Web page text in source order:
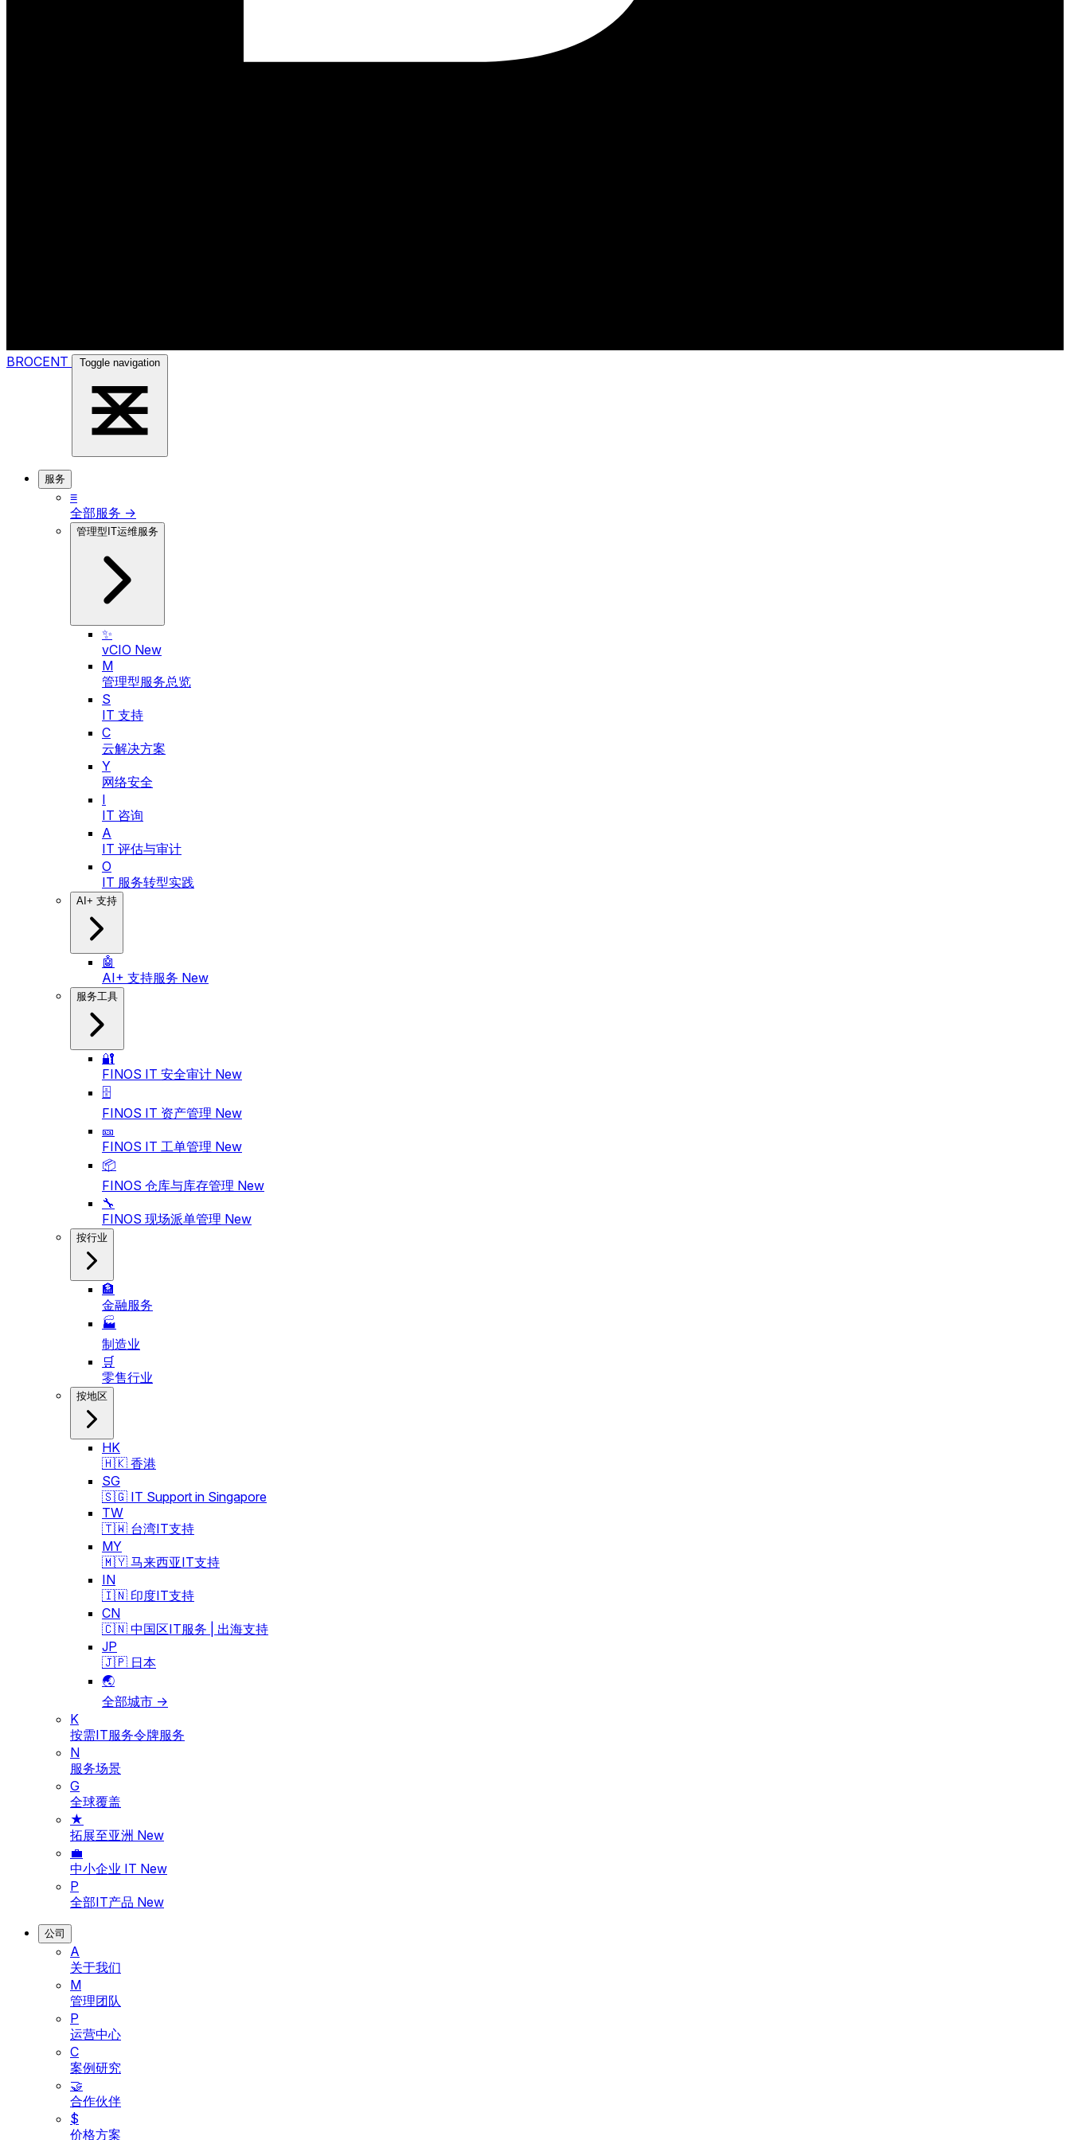
BROCENT Toggle navigation
服务
≡
全部服务 →
管理型IT运维服务
✨
vCIO New
M
管理型服务总览
S
IT 支持
C
云解决方案
Y
网络安全
I
IT 咨询
A
IT 评估与审计
O
IT 服务转型实践
AI+ 支持
🤖
AI+ 支持服务 New
服务工具
🔐
FINOS IT 安全审计 New
🗄️
FINOS IT 资产管理 New
🎫
FINOS IT 工单管理 New
📦
FINOS 仓库与库存管理 New
🔧
FINOS 现场派单管理 New
按行业
🏦
金融服务
🏭
制造业
🛒
零售行业
按地区
HK
🇭🇰 香港
SG
🇸🇬 IT Support in Singapore
TW
🇹🇼 台湾IT支持
MY
🇲🇾 马来西亚IT支持
IN
🇮🇳 印度IT支持
CN
🇨🇳 中国区IT服务 | 出海支持
JP
🇯🇵 日本
🌏
全部城市 →
K
按需IT服务令牌服务
N
服务场景
G
全球覆盖
★
拓展至亚洲 New
💼
中小企业 IT New
P
全部IT产品 New
公司
A
关于我们
M
管理团队
P
运营中心
C
案例研究
🤝
合作伙伴
$
价格方案